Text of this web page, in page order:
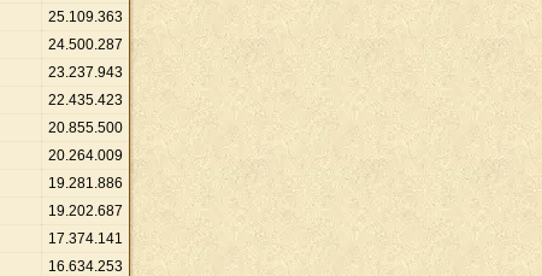
25.109.363
24.500.287
23.237.943
22.435.423
20.855.500
20.264.009
19.281.886
19.202.687
17.374.141
16.634.253